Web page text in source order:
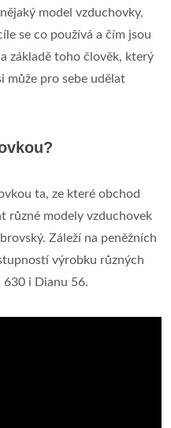
model vzduchovky,
se co používá a čím jsou
základě toho člověk, který
může pro sebe udělat
ta, ze které obchod
různé modely vzduchovek
Záleží na peněžních
výrobku různých
i Dianu 56.